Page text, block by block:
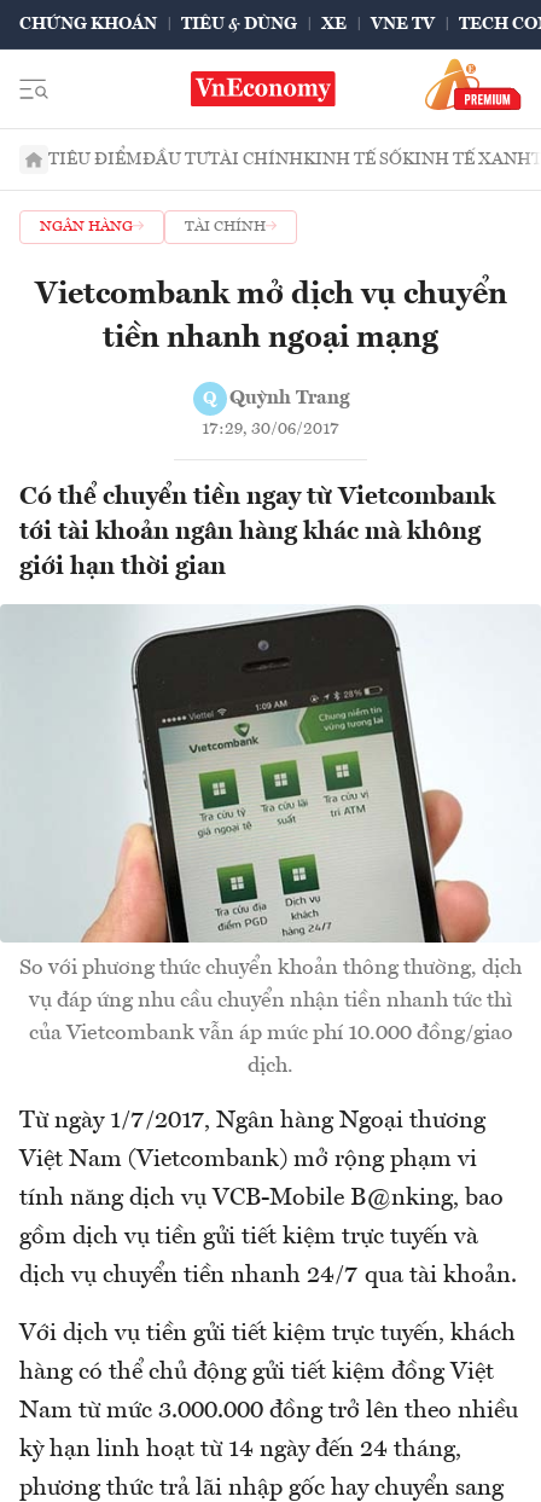
CHỨNG KHOÁN TIÊU & DÙNG XE VNE TV TECH
TIÊU ĐIỂMĐẦU TƯTÀI CHÍNHKINH TẾ SỐKINH TẾ XANH
NGÂN HÀNG TÀI CHÍNH
Vietcombank mở dịch vụ chuyển
tiền nhanh ngoại mạng
Q Quỳnh Trang
17:29, 30/06/2017
Có thể chuyển tiền ngay từ Vietcombank
tới tài khoản ngân hàng khác mà không
giới hạn thời gian
So với phương thức chuyển khoản thông thường, dịch
vụ đáp ứng nhu cầu chuyển nhận tiền nhanh tức thì
của Vietcombank vẫn áp mức phí 10.000 đồng/giao
dịch.
Từ ngày 1/7/2017, Ngân hàng Ngoại thương
Việt Nam (Vietcombank) mở rộng phạm vi
tính năng dịch vụ VCB-Mobile B@nking, bao
gồm dịch vụ tiền gửi tiết kiệm trực tuyến và
dịch vụ chuyển tiền nhanh 24/7 qua tài khoản.
Với dịch vụ tiền gửi tiết kiệm trực tuyến, khách
hàng có thể chủ động gửi tiết kiệm đồng Việt
Nam từ mức 3.000.000 đồng trở lên theo nhiều
kỳ hạn linh hoạt từ 14 ngày đến 24 tháng,
phương thức trả lãi nhập gốc hay chuyển sang